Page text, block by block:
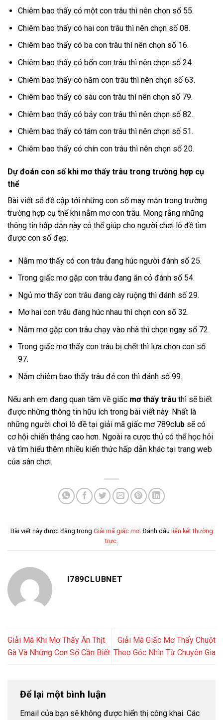
Chiêm bao thấy có một con trâu thì nên chọn số 55.
Chiêm bao thấy có hai con trâu thì nên chọn số 08.
Chiêm bao thấy có ba con trâu thì nên chọn số 16.
Chiêm bao thấy có bốn con trâu thì nên chọn số 24.
Chiêm bao thấy có năm con trâu thì nên chọn số 63.
Chiêm bao thấy có sáu con trâu thì nên chọn số 79.
Chiêm bao thấy có bảy con trâu thì nên chọn số 82.
Chiêm bao thấy có tám con trâu thì nên chọn số 51.
Chiêm bao thấy có chín con trâu thì nên chọn số 20.
Dự đoán con số khi mơ thấy trâu trong trường hợp cụ
thể
Bài viết sẽ đề cập tới những con số may mắn trong trường
trường hợp cụ thể khi nằm mơ con trâu. Mong rằng những
thông tin hấp dẫn này có thể giúp cho người chơi lô đề tìm
được con số đẹp.
Nằm mơ thấy có con trâu đang húc người đánh số 25.
Trong giấc mơ gặp con trâu đang ăn cỏ đánh số 54.
Ngủ mơ thấy con trâu đang cày ruộng thì đánh số 29.
Mơ hai con trâu đang húc nhau thì chọn con số 32.
Nằm mơ gặp con trâu chạy vào nhà thì chọn ngay số 72.
Trong giấc mơ thấy con trâu bị chết thì lựa chọn con số
97.
Nằm chiêm bao thấy trâu đẻ con thì đánh số 99.
Nếu anh em đang quan tâm về giấc mơ thấy trâu thì sẽ biết
được những thông tin hữu ích trong bài viết này. Nhất là
những người chơi lô đề tại giải mã giấc mơ 789club sẽ có
cơ hội chiến thắng cao hơn. Ngoài ra cược thủ có thể học hỏi
và tìm hiểu thêm nhiều kiến thức hấp dẫn khác tại trang web
của sân chơi.
Bài viết này được đăng trong Giải mã giấc mơ. Đánh dấu liên kết thường
trực.
I789CLUBNET
Giải Mã Khi Mơ Thấy Ăn Thịt
Gà Và Những Con Số Cần Biết
Giải Mã Giấc Mơ Thấy Chuột
Theo Góc Nhìn Từ Chuyên Gia
Để lại một bình luận
Email của bạn sẽ không được hiển thị công khai. Các